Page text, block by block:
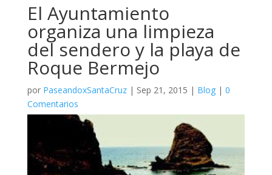
El Ayuntamiento
organiza una limpieza
del sendero y la playa de
Roque Bermejo
por PaseandoxSantaCruz| Sep 21, 2015 | Blog| 0
Comentarios